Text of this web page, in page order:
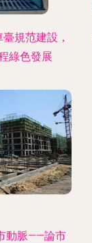
規范建設，
綠色發展
動脈——論市